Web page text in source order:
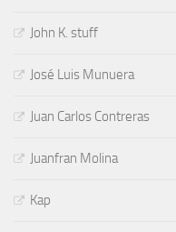
John K. stuff
José Luis Munuera
Juan Carlos Contreras
Juanfran Molina
Kap